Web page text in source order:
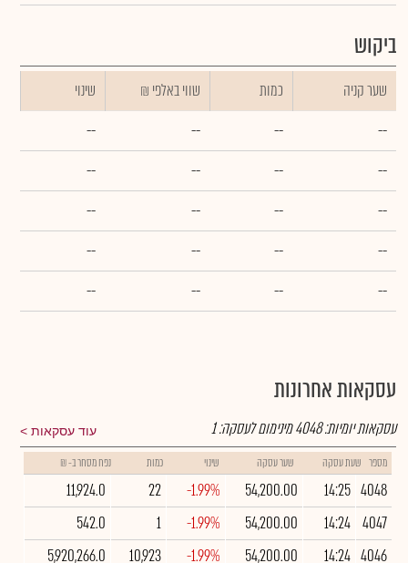
ביקוש
שער קניה כמות ₪ שווי באלפי
שינוי
--
--
--
--
--
--
--
--
--
--
--
--
--
--
--
--
--
--
--
--
עסקאות אחרונות
עוד עסקאות עסקאות יומיות:4048מינימום לעסקה:1
מספר שעת עסקה שער עסקה שינוי כמות נפח מסחר ב- ₪
4048
14:25
54,200.00
-1.99%
22
11,924.0
4047
14:24
54,200.00
-1.99%
1
542.0
4046
14:24
54,200.00
-1.99%
10,923
5,920,266.0